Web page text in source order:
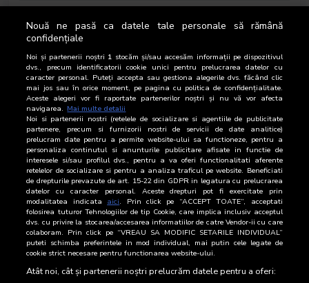
19-24 ani
25-34 ani 17 2,5
35-44 ani 81 12,1
45-54 ani 170 25,5
55-64 ani 164 24,6
65-74 ani 142 21,3
Categoria AB 201 30,1
Categoria C 316 47,4
Categoria DE 150
Nouă ne pasă ca datele tale personale să rămână
confidențiale
Noi și partenerii noștri 1 stocăm și/sau accesăm informații pe dispozitivul
dvs., precum identificatorii cookie unici pentru prelucrarea datelor cu
caracter personal. Puteți accepta sau gestiona alegerile dvs. făcând clic
mai jos sau în orice moment, pe pagina cu politica de confidențialitate.
Aceste alegeri vor fi raportate partenerilor noștri și nu vă vor afecta
navigarea. Mai multe detalii
Noi si partenerii nostri (retelele de socializare si agentiile de publicitate
partenere, precum si furnizorii nostri de servicii de date analitice)
prelucram date pentru a permite website-ului sa functioneze, pentru a
personaliza continutul si anunturile publicitare afisate in functie de
interesele si/sau profilul dvs., pentru a va oferi functionalitati aferente
retelelor de socializare si pentru a analiza traficul pe website. Beneficiati
de drepturile prevazute de art. 15-22 din GDPR in legatura cu prelucrarea
datelor cu caracter personal. Aceste drepturi pot fi exercitate prin
modalitatea indicata aici. Prin click pe “ACCEPT TOATE”, acceptati
folosirea tuturor Tehnologiilor de tip Cookie, care implica inclusiv acceptul
dvs. cu privire la stocarea/accesarea informatiilor de catre Vendor-ii cu care
colaboram. Prin click pe “VREAU SA MODIFIC SETARILE INDIVIDUAL”
puteti schimba preferintele in mod individual, mai putin cele legate de
cookie strict necesare pentru functionarea website-ului.
Atât noi, cât și partenerii noștri prelucrăm datele pentru a oferi: